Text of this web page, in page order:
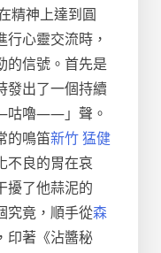
精神上達到圓
心靈交流時，
的信號。首先是
發出了一個持續
咕嚕——」聲。
的鳴笛新竹 猛健
不良的胃在哀
擾了他蒜泥的
究竟，順手從森
印著《沾醬秘